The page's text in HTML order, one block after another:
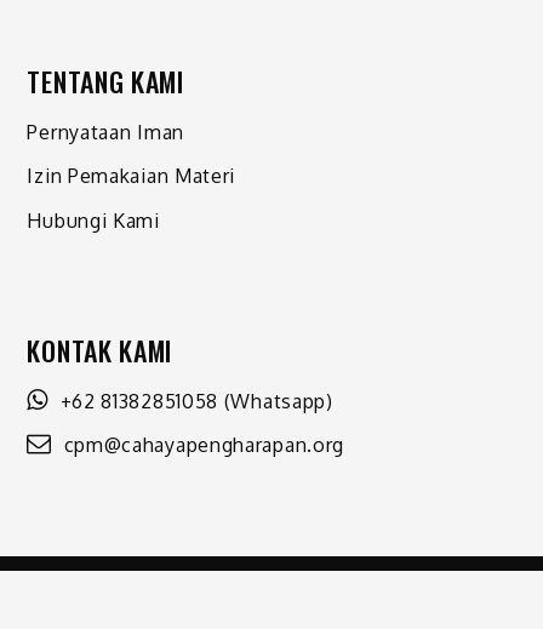
TENTANG KAMI
Pernyataan Iman
Izin Pemakaian Materi
Hubungi Kami
KONTAK KAMI
+62 81382851058 (Whatsapp)
cpm@cahayapengharapan.org